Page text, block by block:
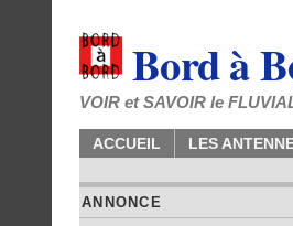
Bord à
VOIR et SAVOIR le
ACCUEIL LES
ANNONCE